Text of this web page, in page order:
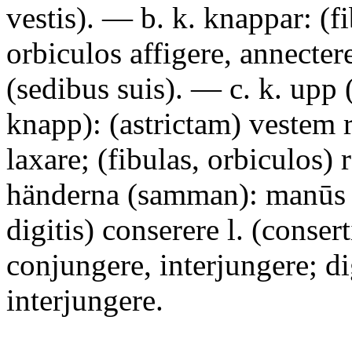
vestis). — b. k. knappar:
orbiculos affigere,
(sedibus suis). — c. k. upp
knapp): (astrictam) vestem
laxare; (fibulas,
händerna (samman):
digitis) conserere l.
conjungere, interjungere;
interjungere.